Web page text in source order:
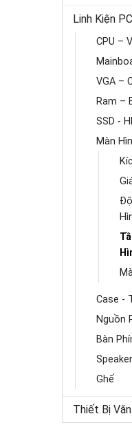
Linh Kiện PC
CPU –
VGA –
Ram –
SSD -
Màn
Case -
Nguồn
Bàn
Ghế
Thiết Bị